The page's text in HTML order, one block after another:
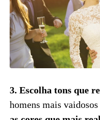
3. Escolha tons que
homens mais